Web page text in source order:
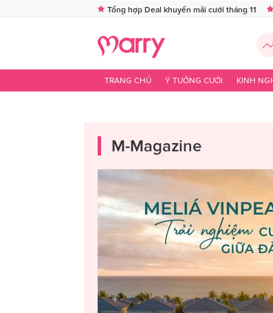
Tổng hợp Deal khuyến mãi cưới tháng 11
TRANG CHỦ Ý TƯỞNG CƯỚI KINH
M-Magazine